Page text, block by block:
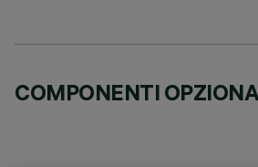
COMPONENTI